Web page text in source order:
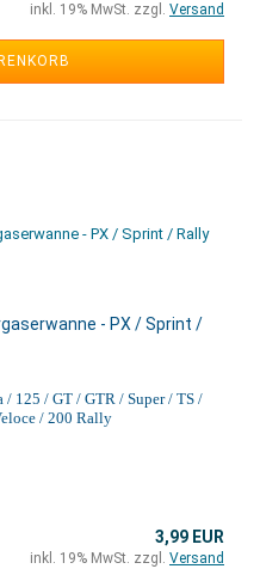
inkl. 19% MwSt. zzgl. Versand
- PX / Sprint /
/ 125 / GT / GTR / Super / TS /
/ 200 Rally
3,99 EUR
inkl. 19% MwSt. zzgl. Versand